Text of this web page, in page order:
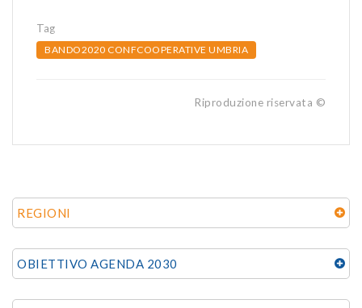
Tag
BANDO2020 CONFCOOPERATIVE UMBRIA
Riproduzione riservata ©
REGIONI
OBIETTIVO AGENDA 2030